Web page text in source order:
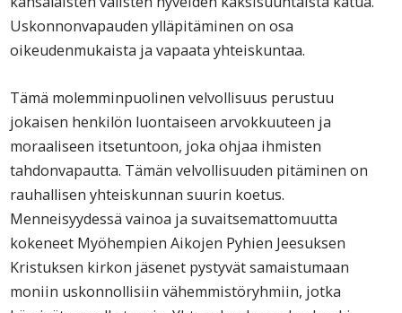
Uskonnonvapauden ylläpitäminen on osa
oikeudenmukaista ja vapaata yhteiskuntaa.
Tämä molemminpuolinen velvollisuus perustuu
jokaisen henkilön luontaiseen arvokkuuteen ja
moraaliseen itsetuntoon, joka ohjaa ihmisten
tahdonvapautta. Tämän velvollisuuden pitäminen on
rauhallisen yhteiskunnan suurin koetus.
Menneisyydessä vainoa ja suvaitsemattomuutta
kokeneet Myöhempien Aikojen Pyhien Jeesuksen
Kristuksen kirkon jäsenet pystyvät samaistumaan
moniin uskonnollisiin vähemmistöryhmiin, jotka